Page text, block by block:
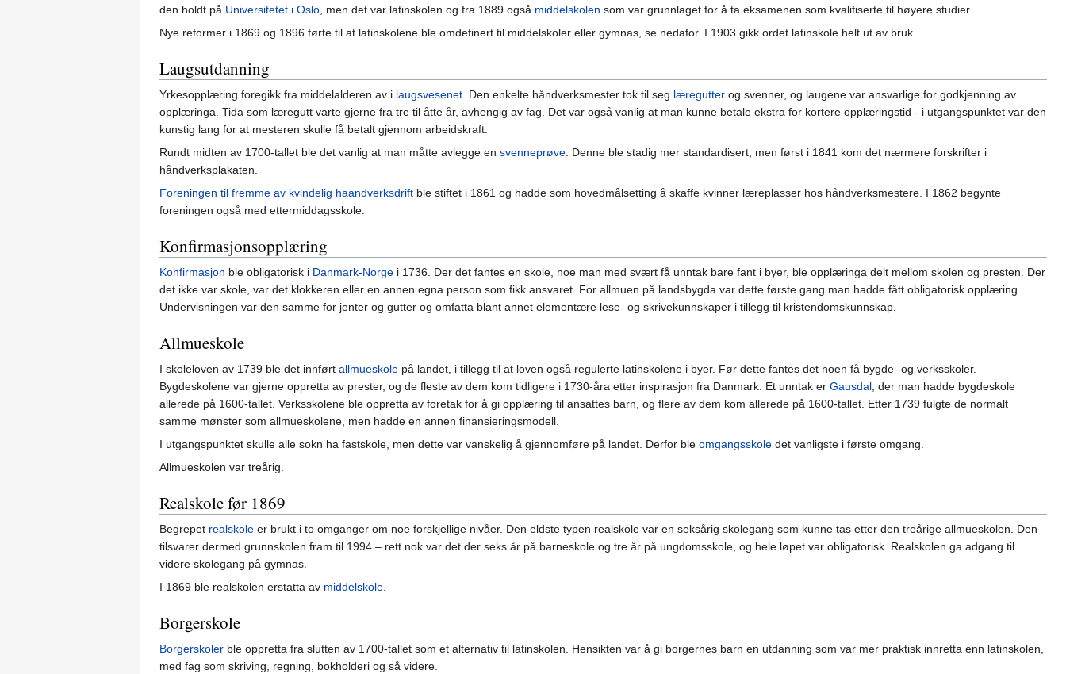
den holdt på Universitetet i Oslo, men det var latinskolen og fra 1889 også middelskolen som var grunnlaget for å ta eksamenen som kvalifiserte til høyere studier.
Nye reformer i 1869 og 1896 førte til at latinskolene ble omdefinert til middelskoler eller gymnas, se nedafor. I 1903 gikk ordet latinskole helt ut av bruk.
Laugsutdanning
Yrkesopplæring foregikk fra middelalderen av i laugsvesenet. Den enkelte håndverksmester tok til seg læregutter og svenner, og laugene var ansvarlige for godkjenning av
opplæringa. Tida som læregutt varte gjerne fra tre til åtte år, avhengig av fag. Det var også vanlig at man kunne betale ekstra for kortere opplæringstid - i utgangspunktet var den
kunstig lang for at mesteren skulle få betalt gjennom arbeidskraft.
Rundt midten av 1700-tallet ble det vanlig at man måtte avlegge en svenneprøve. Denne ble stadig mer standardisert, men først i 1841 kom det nærmere forskrifter i
håndverksplakaten.
Foreningen til fremme av kvindelig haandverksdrift ble stiftet i 1861 og hadde som hovedmålsetting å skaffe kvinner læreplasser hos håndverksmestere. I 1862 begynte
foreningen også med ettermiddagsskole.
Konfirmasjonsopplæring
Konfirmasjon ble obligatorisk i Danmark-Norge i 1736. Der det fantes en skole, noe man med svært få unntak bare fant i byer, ble opplæringa delt mellom skolen og presten. Der
det ikke var skole, var det klokkeren eller en annen egna person som fikk ansvaret. For allmuen på landsbygda var dette første gang man hadde fått obligatorisk opplæring.
Undervisningen var den samme for jenter og gutter og omfatta blant annet elementære lese- og skrivekunnskaper i tillegg til kristendomskunnskap.
Allmueskole
I skoleloven av 1739 ble det innført allmueskole på landet, i tillegg til at loven også regulerte latinskolene i byer. Før dette fantes det noen få bygde- og verksskoler.
Bygdeskolene var gjerne oppretta av prester, og de fleste av dem kom tidligere i 1730-åra etter inspirasjon fra Danmark. Et unntak er Gausdal, der man hadde bygdeskole
allerede på 1600-tallet. Verksskolene ble oppretta av foretak for å gi opplæring til ansattes barn, og flere av dem kom allerede på 1600-tallet. Etter 1739 fulgte de normalt
samme mønster som allmueskolene, men hadde en annen finansieringsmodell.
I utgangspunktet skulle alle sokn ha fastskole, men dette var vanskelig å gjennomføre på landet. Derfor ble omgangsskole det vanligste i første omgang.
Allmueskolen var treårig.
Realskole før 1869
Begrepet realskole er brukt i to omganger om noe forskjellige nivåer. Den eldste typen realskole var en seksårig skolegang som kunne tas etter den treårige allmueskolen. Den
tilsvarer dermed grunnskolen fram til 1994 – rett nok var det der seks år på barneskole og tre år på ungdomsskole, og hele løpet var obligatorisk. Realskolen ga adgang til
videre skolegang på gymnas.
I 1869 ble realskolen erstatta av middelskole.
Borgerskole
Borgerskoler ble oppretta fra slutten av 1700-tallet som et alternativ til latinskolen. Hensikten var å gi borgernes barn en utdanning som var mer praktisk innretta enn latinskolen,
med fag som skriving, regning, bokholderi og så videre.